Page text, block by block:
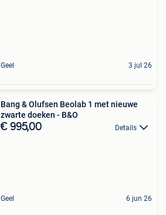
Geel 3 jul 26
Bang & Olufsen Beolab 1 met nieuwe
zwarte doeken - B&O
€ 995,00 Details
Geel 6 jun 26